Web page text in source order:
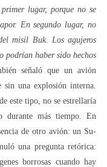
lugar, porque no se
En segundo lugar, no
misil Buk. Los agujeros
podrían haber sido hechos
señaló que un avión
sin una explosión interna.
este tipo, no se estrellaría
durante más tiempo. En
de otro avión: un Su-
una pregunta retórica:
borrosas cuando hay